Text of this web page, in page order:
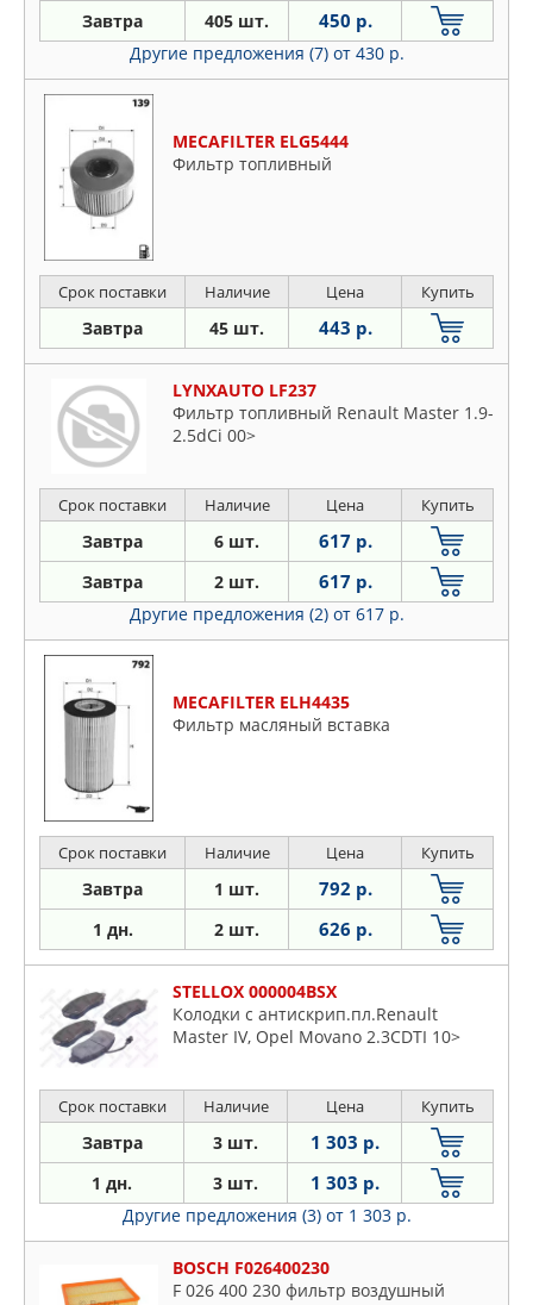
Завтра 405 шт. 450 р.
Другие предложения (7) от 430 р.
MECAFILTER ELG5444
Фильтр топливный
Срок поставки Наличие Цена Купить
Завтра 45 шт. 443 р.
LYNXAUTO LF237
Фильтр топливный Renault Master 1.9-
2.5dCi 00>
Срок поставки Наличие Цена Купить
Завтра 6 шт. 617 р.
Завтра 2 шт. 617 р.
Другие предложения (2) от 617 р.
MECAFILTER ELH4435
Фильтр масляный вставка
Срок поставки Наличие Цена Купить
Завтра 1 шт. 792 р.
1 дн. 2 шт. 626 р.
STELLOX 000004BSX
Колодки с антискрип.пл.Renault
Master IV, Opel Movano 2.3CDTI 10>
Срок поставки Наличие Цена Купить
Завтра 3 шт. 1 303 р.
1 дн. 3 шт. 1 303 р.
Другие предложения (3) от 1 303 р.
BOSCH F026400230
F 026 400 230 фильтр воздушный